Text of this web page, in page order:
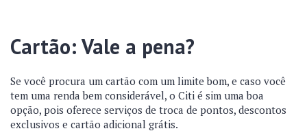
Cartão: Vale a pena?
Se você procura um cartão com um limite bom, e caso você
tem uma renda bem considerável, o Citi é sim uma boa
opção, pois oferece serviços de troca de pontos, descontos
exclusivos e cartão adicional grátis.